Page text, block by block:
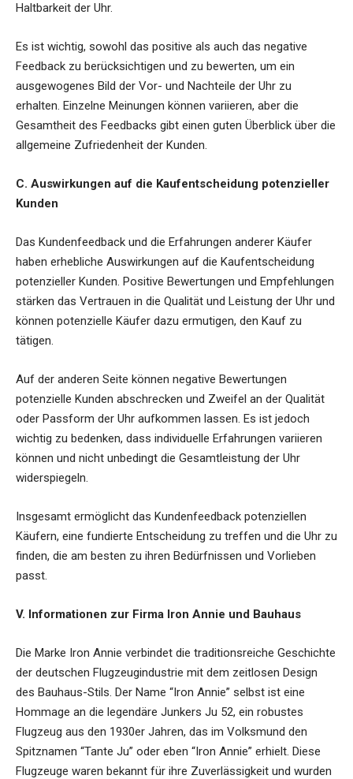
Haltbarkeit der Uhr.
Es ist wichtig, sowohl das positive als auch das negative
Feedback zu berücksichtigen und zu bewerten, um ein
ausgewogenes Bild der Vor- und Nachteile der Uhr zu
erhalten. Einzelne Meinungen können variieren, aber die
Gesamtheit des Feedbacks gibt einen guten Überblick über die
allgemeine Zufriedenheit der Kunden.
C. Auswirkungen auf die Kaufentscheidung potenzieller
Kunden
Das Kundenfeedback und die Erfahrungen anderer Käufer
haben erhebliche Auswirkungen auf die Kaufentscheidung
potenzieller Kunden. Positive Bewertungen und Empfehlungen
stärken das Vertrauen in die Qualität und Leistung der Uhr und
können potenzielle Käufer dazu ermutigen, den Kauf zu
tätigen.
Auf der anderen Seite können negative Bewertungen
potenzielle Kunden abschrecken und Zweifel an der Qualität
oder Passform der Uhr aufkommen lassen. Es ist jedoch
wichtig zu bedenken, dass individuelle Erfahrungen variieren
können und nicht unbedingt die Gesamtleistung der Uhr
widerspiegeln.
Insgesamt ermöglicht das Kundenfeedback potenziellen
Käufern, eine fundierte Entscheidung zu treffen und die Uhr zu
finden, die am besten zu ihren Bedürfnissen und Vorlieben
passt.
V. Informationen zur Firma Iron Annie und Bauhaus
Die Marke Iron Annie verbindet die traditionsreiche Geschichte
der deutschen Flugzeugindustrie mit dem zeitlosen Design
des Bauhaus-Stils. Der Name “Iron Annie” selbst ist eine
Hommage an die legendäre Junkers Ju 52, ein robustes
Flugzeug aus den 1930er Jahren, das im Volksmund den
Spitznamen “Tante Ju” oder eben “Iron Annie” erhielt. Diese
Flugzeuge waren bekannt für ihre Zuverlässigkeit und wurden